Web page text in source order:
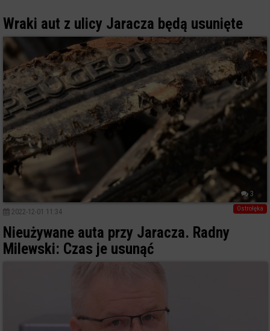
Wraki aut z ulicy Jaracza będą usunięte
3
Ostrołęka
2022-12-01 11:34
Nieużywane auta przy Jaracza. Radny
Milewski: Czas je usunąć